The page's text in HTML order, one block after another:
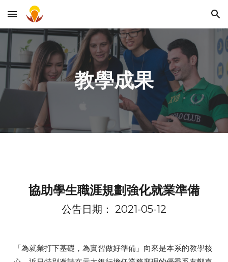
Skip to main content Skip to navigation
教學成果
協助學生職涯規劃強化就業準備
公告日期： 2021-05-12
「為就業打下基礎，為實習做好準備」向來是本系的教學核